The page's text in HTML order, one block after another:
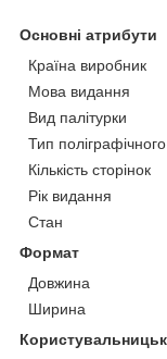
Основні атрибути
Країна виробник
Мова видання
Вид палітурки
Тип
Кількість сторінок
Рік видання
Стан
Формат
Довжина
Ширина